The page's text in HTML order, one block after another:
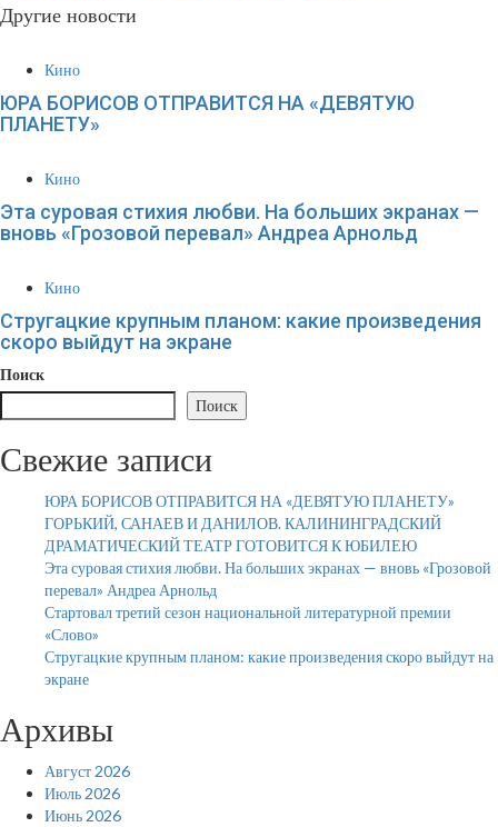
Другие новости
Кино
ЮРА БОРИСОВ ОТПРАВИТСЯ НА «ДЕВЯТУЮ
ПЛАНЕТУ»
Кино
Эта суровая стихия любви. На больших экранах —
вновь «Грозовой перевал» Андреа Арнольд
Кино
Стругацкие крупным планом: какие произведения
скоро выйдут на экране
Поиск
Поиск
Свежие записи
ЮРА БОРИСОВ ОТПРАВИТСЯ НА «ДЕВЯТУЮ ПЛАНЕТУ»
ГОРЬКИЙ, САНАЕВ И ДАНИЛОВ. КАЛИНИНГРАДСКИЙ
ДРАМАТИЧЕСКИЙ ТЕАТР ГОТОВИТСЯ К ЮБИЛЕЮ
Эта суровая стихия любви. На больших экранах — вновь «Грозовой
перевал» Андреа Арнольд
Стартовал третий сезон национальной литературной премии
«Слово»
Стругацкие крупным планом: какие произведения скоро выйдут на
экране
Архивы
Август 2026
Июль 2026
Июнь 2026